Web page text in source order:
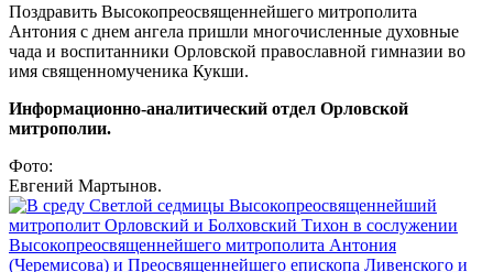
Поздравить Высокопреосвященнейшего митрополита
Антония с днем ангела пришли многочисленные духовные
чада и воспитанники Орловской православной гимназии во
имя священномученика Кукши.
Информационно-аналитический отдел Орловской
митрополии.
Фото:
Евгений Мартынов.